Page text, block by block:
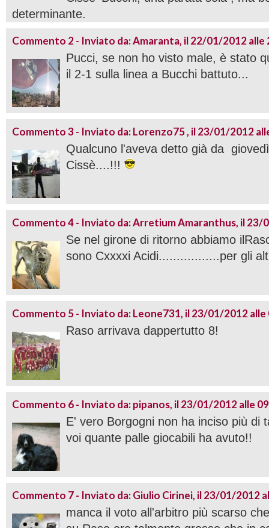
determinante.
Commento 2 - Inviato da: Amaranta, il 22/01/2012 alle
Pucci, se non ho visto male, è stato
il 2-1 sulla linea a Bucchi battuto...
Commento 3 - Inviato da: Lorenzo75 , il 23/01/2012
Qualcuno l'aveva detto già da
Cissè....!!!
Commento 4 - Inviato da: Arretium Amaranthus, il 23/
Se nel girone di ritorno abbiamo
sono Cxxxxi Acidi.................per gli
Commento 5 - Inviato da: Leone731, il 23/01/2012 alle
Raso arrivava dappertutto 8!
Commento 6 - Inviato da: pipanos, il 23/01/2012 alle
E' vero Borgogni non ha inciso più di
voi quante palle giocabili ha avuto!!
Commento 7 - Inviato da: Giulio Cirinei, il 23/01/2012
manca il voto all'arbitro più scarso